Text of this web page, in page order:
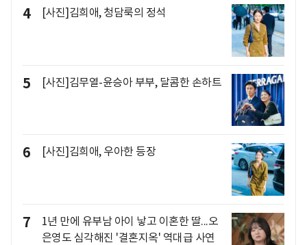
4 [사진]김희애, 청담룩의 정석
5 [사진]김무열-윤승아 부부, 달콤한 손하트
6 [사진]김희애, 우아한 등장
7
1년 만에 유부남 아이 낳고 이혼한 딸...오
은영도 심각해진 '결혼지옥' 역대급 사연